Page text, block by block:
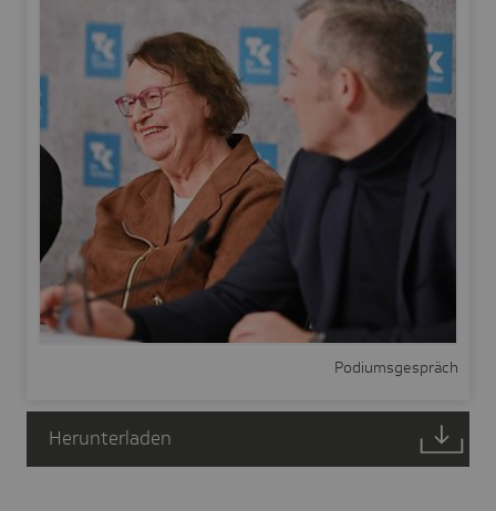
Podiumsgespräch
Herunterladen